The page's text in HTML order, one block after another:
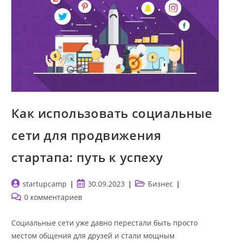
Как использовать социальные
сети для продвижения
стартапа: путь к успеху
Автор
записи:
startupcamp
Запись
опубликована:
30.09.2023
Рубрика
Бизнес
Комментарии
записи:
0 комментариев
Социальные сети уже давно перестали быть просто
местом общения для друзей и стали мощным